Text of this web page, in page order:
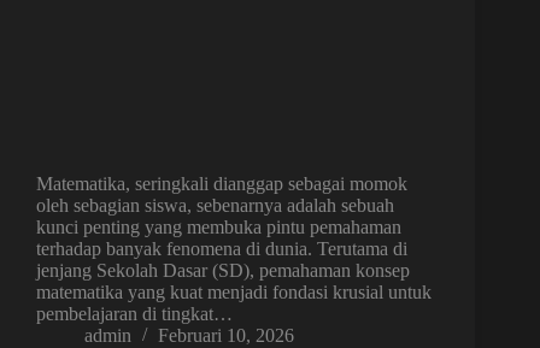
Matematika, seringkali dianggap sebagai momok
oleh sebagian siswa, sebenarnya adalah sebuah
kunci penting yang membuka pintu pemahaman
terhadap banyak fenomena di dunia. Terutama di
jenjang Sekolah Dasar (SD), pemahaman konsep
matematika yang kuat menjadi fondasi krusial untuk
pembelajaran di tingkat…
admin
Februari 10, 2026